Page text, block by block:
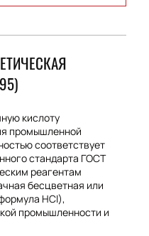
кислоту
промышленной
соответствует
стандарта ГОСТ
реагентам
бесцветная или
HCl),
промышленности и